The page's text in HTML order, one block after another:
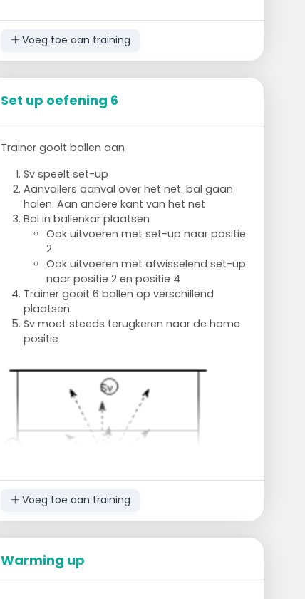
midden en dan weer verder weg).
Zijwaarts bewegen.
Idem 1 kant onderarms terugspelen.
Idem 1 kant bovenhands spelen.
Voeg toe aan training
Set up oefening 6
Trainer gooit ballen aan
Sv speelt set-up
AanvaIlers aanval over het net. bal gaan
halen. Aan andere kant van het net
Bal in ballenkar plaatsen
Ook uitvoeren met set-up naar positie
2
Ook uitvoeren met afwisselend set-up
naar positie 2 en positie 4
Trainer gooit 6 ballen op verschillend
plaatsen.
Sv moet steeds terugkeren naar de home
positie
Voeg toe aan training
Warming up